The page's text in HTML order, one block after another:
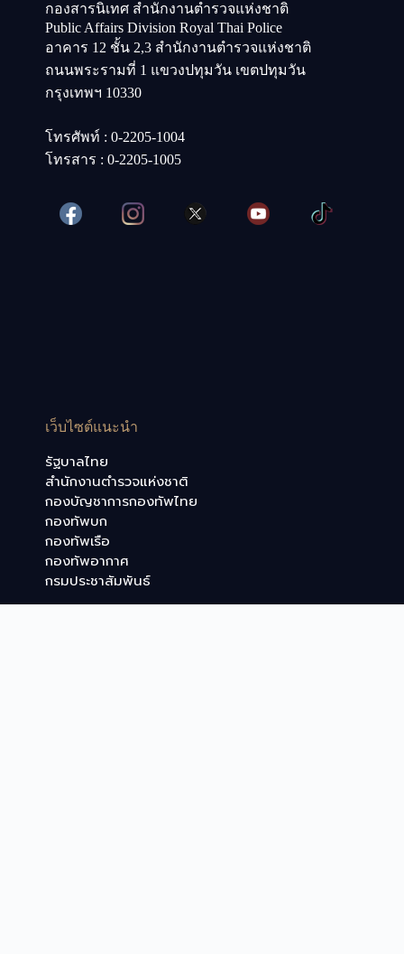
กองสารนิเทศ สำนักงานตำรวจแห่งชาติ
Public Affairs Division Royal Thai Police
อาคาร 12 ชั้น 2,3 สำนักงานตำรวจแห่งชาติ
ถนนพระรามที่ 1 แขวงปทุมวัน เขตปทุมวัน
กรุงเทพฯ 10330
โทรศัพท์ : 0-2205-1004
โทรสาร : 0-2205-1005
เว็บไซต์แนะนำ
รัฐบาลไทย
สำนักงานตำรวจแห่งชาติ
กองบัญชาการกองทัพไทย
กองทัพบก
กองทัพเรือ
กองทัพอากาศ
กรมประชาสัมพันธ์